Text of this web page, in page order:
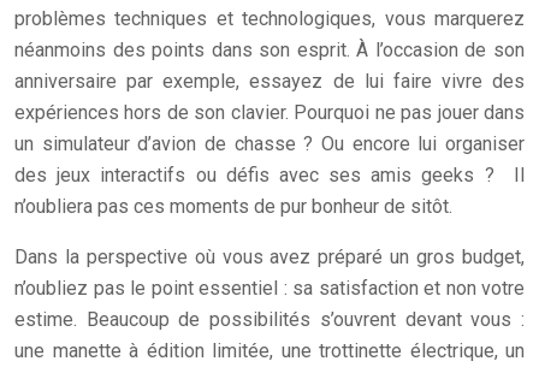
problèmes techniques et technologiques, vous marquerez
néanmoins des points dans son esprit. À l’occasion de son
anniversaire par exemple, essayez de lui faire vivre des
expériences hors de son clavier. Pourquoi ne pas jouer dans
un simulateur d’avion de chasse ? Ou encore lui organiser
des jeux interactifs ou défis avec ses amis geeks ? Il
n’oubliera pas ces moments de pur bonheur de sitôt.
Dans la perspective où vous avez préparé un gros budget,
n’oubliez pas le point essentiel : sa satisfaction et non votre
estime. Beaucoup de possibilités s’ouvrent devant vous :
une manette à édition limitée, une trottinette électrique, un